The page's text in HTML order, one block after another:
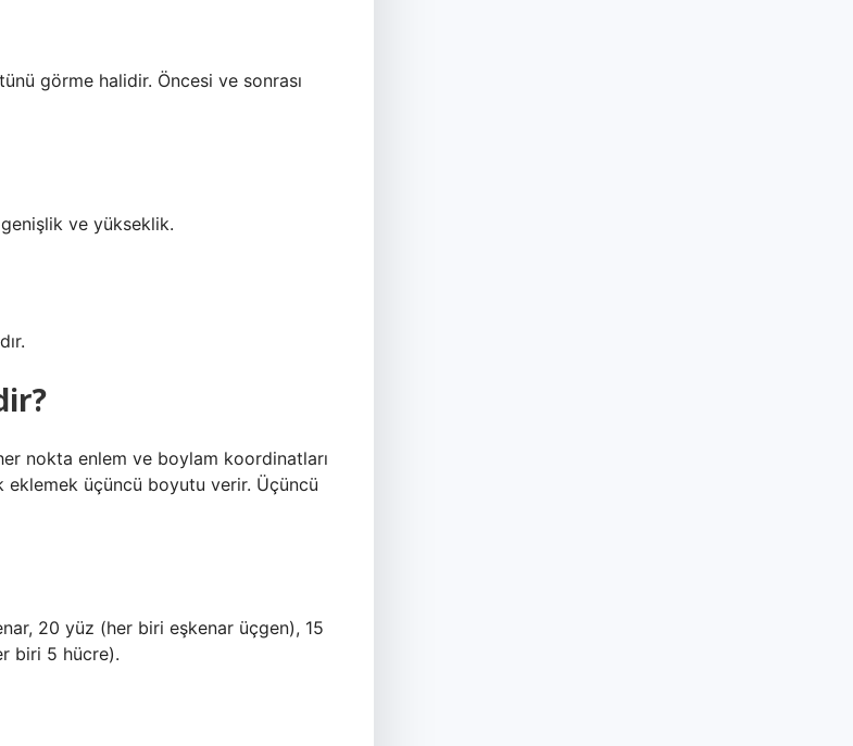
görme halidir. Öncesi ve sonrası
ve yükseklik.
nokta enlem ve boylam koordinatları
üçüncü boyutu verir. Üçüncü
20 yüz (her biri eşkenar üçgen), 15
biri 5 hücre).